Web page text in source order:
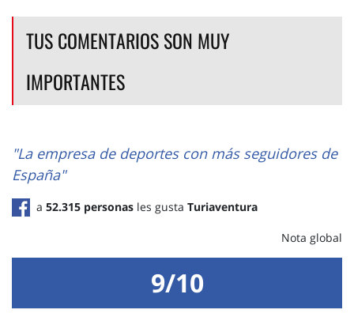
TUS COMENTARIOS SON MUY
IMPORTANTES
"La empresa de deportes con más seguidores de
España"
a 52.315 personas les gusta Turiaventura
Nota global
9/10